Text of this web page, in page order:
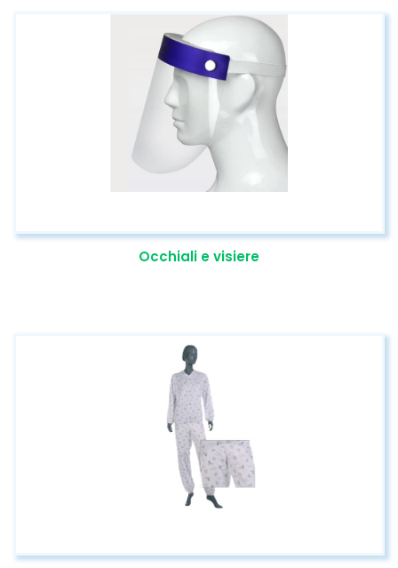
Occhiali e visiere